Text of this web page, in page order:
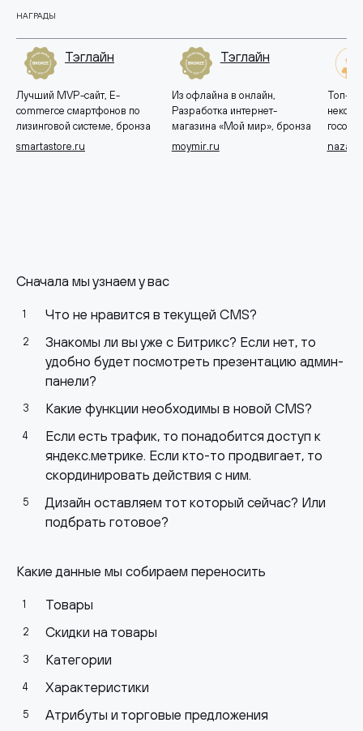
НАГРАДЫ
Тэглайн
Лучший MVP-сайт, E-
commerce смартфонов по
лизинговой системе, бронза
smartastore.ru
Тэглайн
Из офлайна в онлайн,
Разработка интернет-
магазина «Мой мир», бронза
moymir.ru
Топ-10
Сначала мы узнаем у вас
Что не нравится в текущей CMS?
Знакомы ли вы уже с Битрикс? Если нет, то
удобно будет посмотреть презентацию админ-
панели?
Какие функции необходимы в новой CMS?
Если есть трафик, то понадобится доступ к
яндекс.метрике. Если кто-то продвигает, то
скординировать действия с ним.
Дизайн оставляем тот который сейчас? Или
подбрать готовое?
Какие данные мы собираем переносить
Товары
Скидки на товары
Категории
Характеристики
Атрибуты и торговые предложения